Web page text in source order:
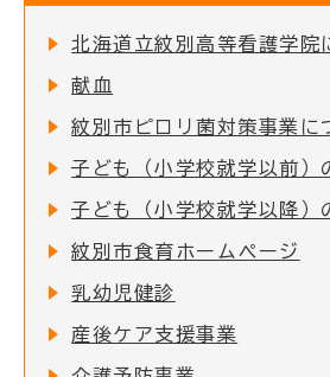
北海道立紋別高等看護学院
献血
紋別市ピロリ菌対策事業に
子ども（小学校就学以前）
子ども（小学校就学以降）
紋別市食育ホームページ
乳幼児健診
産後ケア支援事業